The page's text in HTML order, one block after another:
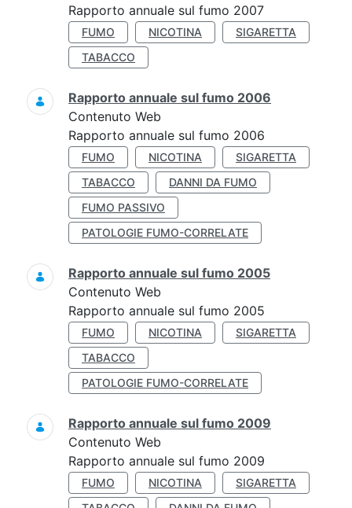
Rapporto annuale sul fumo 2007
FUMO NICOTINA
SIGARETTA
TABACCO
Rapporto annuale sul fumo 2006
Contenuto Web
Rapporto annuale sul fumo 2006
FUMO NICOTINA
SIGARETTA
TABACCO
DANNI DA FUMO
FUMO PASSIVO
PATOLOGIE FUMO-CORRELATE
Rapporto annuale sul fumo 2005
Contenuto Web
Rapporto annuale sul fumo 2005
FUMO NICOTINA
SIGARETTA
TABACCO
PATOLOGIE FUMO-CORRELATE
Rapporto annuale sul fumo 2009
Contenuto Web
Rapporto annuale sul fumo 2009
FUMO NICOTINA
SIGARETTA